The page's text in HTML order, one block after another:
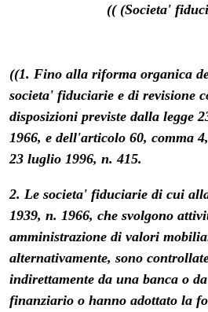
(( (Societa'
((1. Fino alla riforma organica
societa' fiduciarie e di revisione
disposizioni previste dalla legge
1966, e dell'articolo 60, comma
23 luglio 1996, n. 415.
2. Le societa' fiduciarie di cui
1939, n. 1966, che svolgono
amministrazione di valori
alternativamente, sono
indirettamente da una banca o
finanziario o hanno adottato la